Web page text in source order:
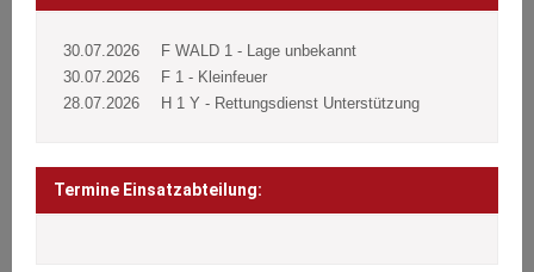
30.07.2026
F WALD 1 - Lage unbekannt
30.07.2026
F 1 - Kleinfeuer
28.07.2026
H 1 Y - Rettungsdienst Unterstützung
Termine Einsatzabteilung: